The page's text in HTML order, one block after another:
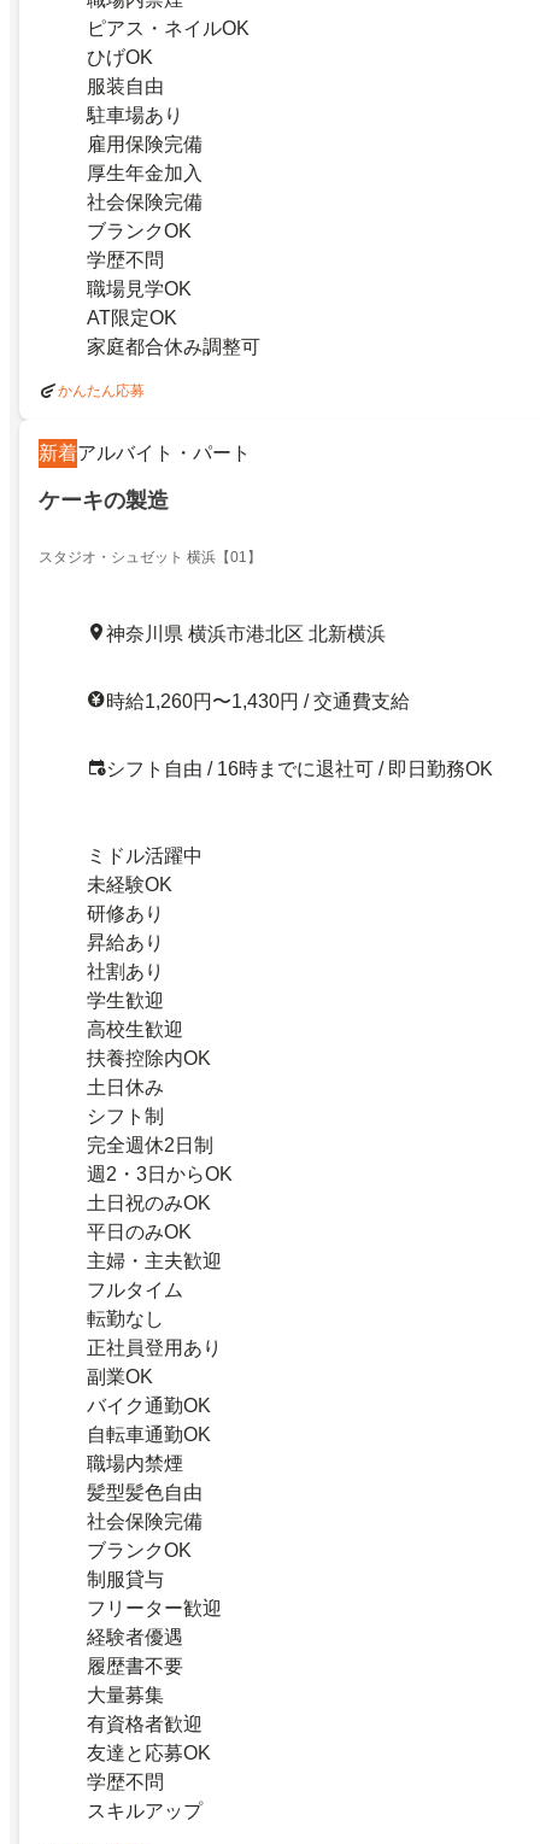
ピアス・ネイルOK
ひげOK
服装自由
駐車場あり
雇用保険完備
厚生年金加入
社会保険完備
ブランクOK
学歴不問
職場見学OK
AT限定OK
家庭都合休み調整可
かんたん応募
新着アルバイト・パート
ケーキの製造
スタジオ・シュゼット 横浜【01】
神奈川県 横浜市港北区 北新横浜
時給1,260円〜1,430円 / 交通費支給
シフト自由 / 16時までに退社可 / 即日勤務OK
ミドル活躍中
未経験OK
研修あり
昇給あり
社割あり
学生歓迎
高校生歓迎
扶養控除内OK
土日休み
シフト制
完全週休2日制
週2・3日からOK
土日祝のみOK
平日のみOK
主婦・主夫歓迎
フルタイム
転勤なし
正社員登用あり
副業OK
バイク通勤OK
自転車通勤OK
職場内禁煙
髪型髪色自由
社会保険完備
ブランクOK
制服貸与
フリーター歓迎
経験者優遇
履歴書不要
大量募集
有資格者歓迎
友達と応募OK
学歴不問
スキルアップ